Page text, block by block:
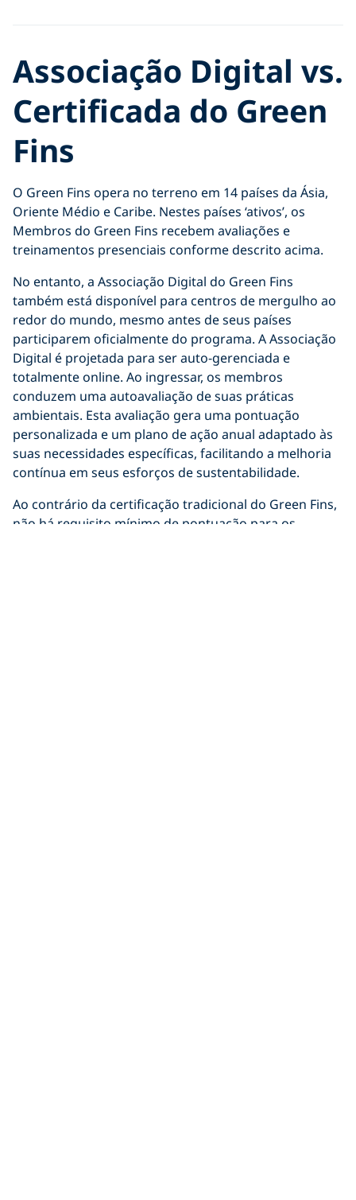
Associação Digital vs.
Certificada do Green
Fins
O Green Fins opera no terreno em 14 países da Ásia,
Oriente Médio e Caribe. Nestes países ‘ativos’, os
Membros do Green Fins recebem avaliações e
treinamentos presenciais conforme descrito acima.
No entanto, a Associação Digital do Green Fins
também está disponível para centros de mergulho ao
redor do mundo, mesmo antes de seus países
participarem oficialmente do programa. A Associação
Digital é projetada para ser auto-gerenciada e
totalmente online. Ao ingressar, os membros
conduzem uma autoavaliação de suas práticas
ambientais. Esta avaliação gera uma pontuação
personalizada e um plano de ação anual adaptado às
suas necessidades específicas, facilitando a melhoria
contínua em seus esforços de sustentabilidade.
Ao contrário da certificação tradicional do Green Fins,
não há requisito mínimo de pontuação para os